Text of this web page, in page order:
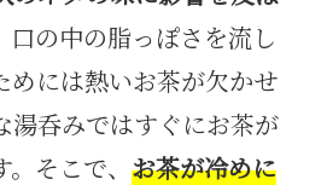
口の中の脂っぽさを流し
めには熱いお茶が欠かせ
湯呑みではすぐにお茶が
そこで、 お茶が冷めに